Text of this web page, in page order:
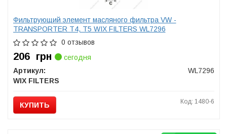
Фильтрующий элемент масляного фильтра VW -
TRANSPORTER T4, T5 WIX FILTERS WL7296
0 отзывов
206 грн
сегодня
Артикул:
WL7296
WIX FILTERS
КУПИТЬ Код: 1480-6